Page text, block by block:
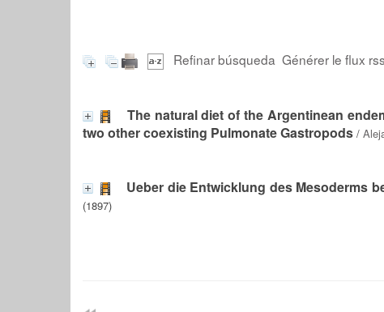
Refinar búsqueda Générer le flux
The natural diet of the Argentinean
two other coexisting Pulmonate Gastropods /
Ueber die Entwicklung des Mesoderms
(1897)